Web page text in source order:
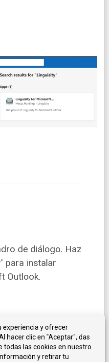
de diálogo. Haz
para instalar
Outlook.
experiencia y ofrecer
hacer clic en "Aceptar", das
todas las cookies en nuestro
y retirar tu